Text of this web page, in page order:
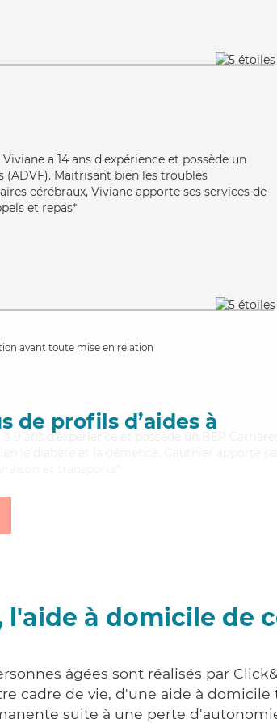
a 14 ans d'expérience et possède un
(ADVF). Maitrisant bien les troubles
cérébraux, Viviane apporte ses services de
et repas*
avant toute mise en relation
de profils d’aides à
9 ans d'expérience et possède un BEP Carrières
le diabète et la démence, Gauthier apporte ses
l'aide à domicile de
âgées sont réalisés par
cadre de vie, d'une aide à
suite à une perte